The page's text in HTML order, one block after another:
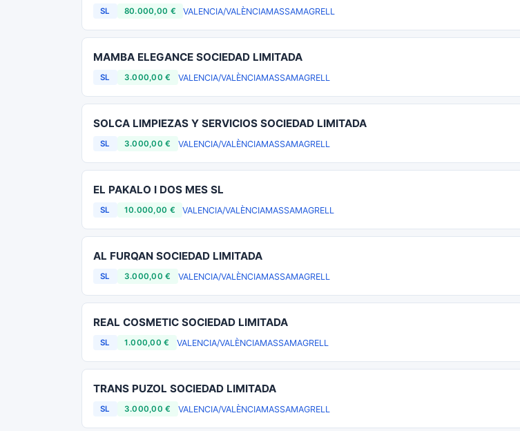
SL 80.000,00 € VALENCIA/VALÈNCIAMASSAMAGRELL
MAMBA ELEGANCE SOCIEDAD LIMITADA
SL 3.000,00 € VALENCIA/VALÈNCIAMASSAMAGRELL
SOLCA LIMPIEZAS Y SERVICIOS SOCIEDAD LIMITADA
SL 3.000,00 € VALENCIA/VALÈNCIAMASSAMAGRELL
EL PAKALO I DOS MES SL
SL 10.000,00 € VALENCIA/VALÈNCIAMASSAMAGRELL
AL FURQAN SOCIEDAD LIMITADA
SL 3.000,00 € VALENCIA/VALÈNCIAMASSAMAGRELL
REAL COSMETIC SOCIEDAD LIMITADA
SL 1.000,00 € VALENCIA/VALÈNCIAMASSAMAGRELL
TRANS PUZOL SOCIEDAD LIMITADA
SL 3.000,00 € VALENCIA/VALÈNCIAMASSAMAGRELL